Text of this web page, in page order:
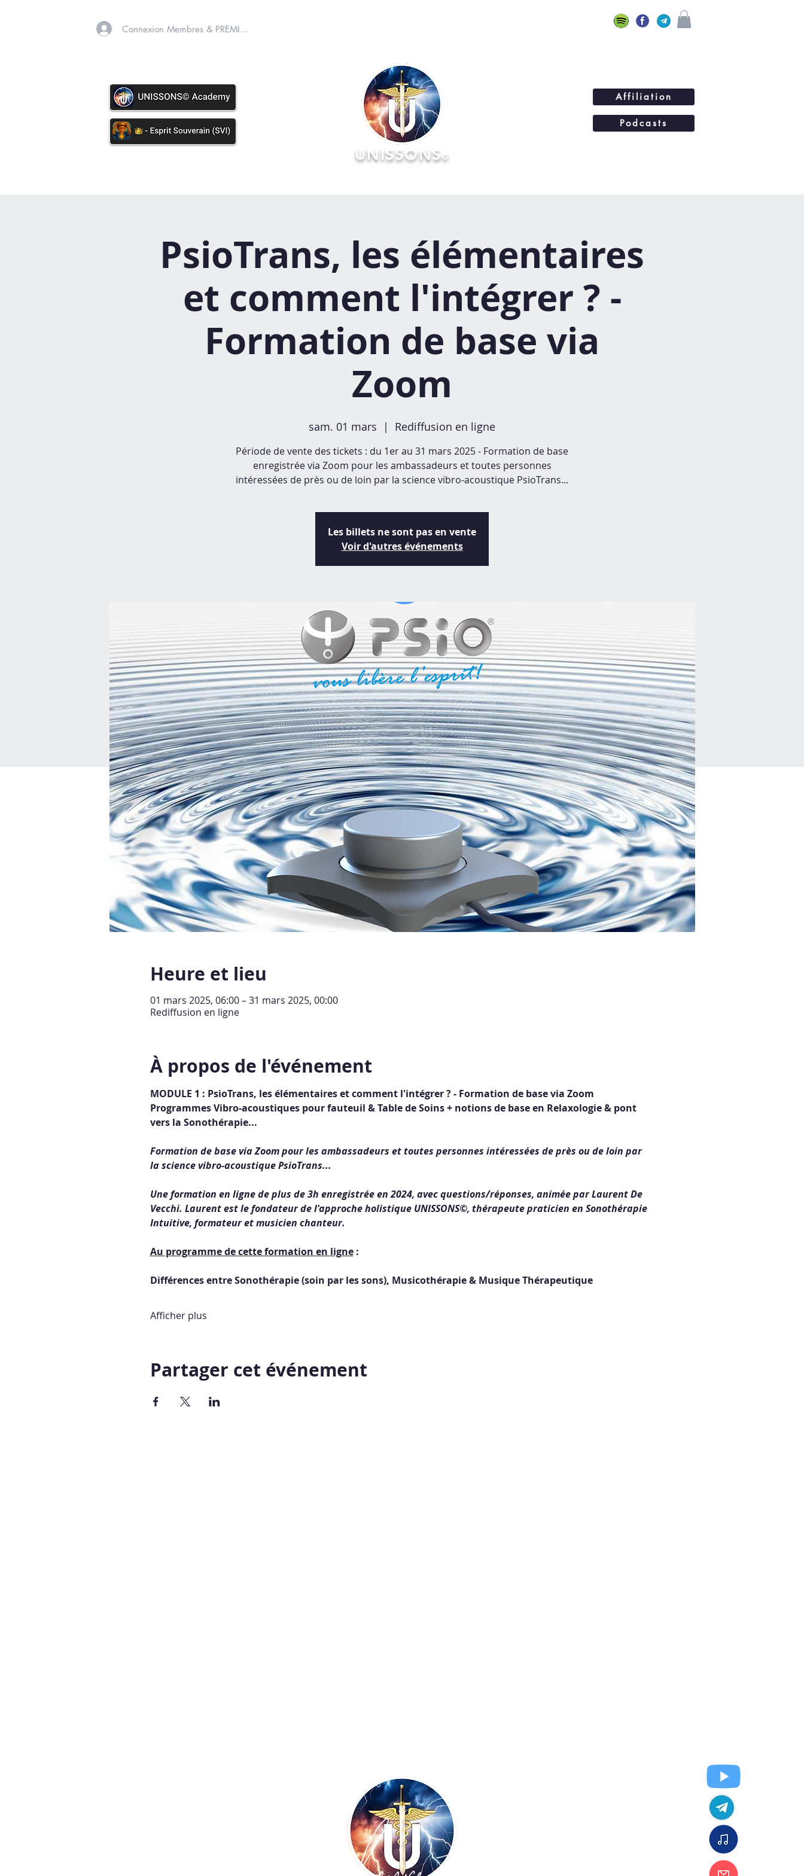
Connexion Membres & PREMIUM
Affiliation
Podcasts
UNISSONS©
PsioTrans, les élémentaires
et comment l'intégrer ? -
Formation de base via
Zoom
sam. 01 mars
  |
Rediffusion en ligne
Période de vente des tickets : du 1er au 31 mars 2025 - Formation de base
enregistrée via Zoom pour les ambassadeurs et toutes personnes
intéressées de près ou de loin par la science vibro-acoustique PsioTrans...
Les billets ne sont pas en vente
Voir d'autres événements
Heure et lieu
01 mars 2025, 06:00 – 31 mars 2025, 00:00
Rediffusion en ligne
À propos de l'événement
MODULE 1 : PsioTrans, les élémentaires et comment l'intégrer ? - Formation de base via Zoom
Programmes Vibro-acoustiques pour fauteuil & Table de Soins + notions de base en Relaxologie & pont
vers la Sonothérapie...
Formation de base via Zoom pour les ambassadeurs et toutes personnes intéressées de près ou de loin par
la science vibro-acoustique PsioTrans...
Une formation en ligne de plus de 3h enregistrée en 2024, avec questions/réponses, animée par Laurent De
Vecchi. Laurent est le fondateur de l'approche holistique UNISSONS©, thérapeute praticien en Sonothérapie
Intuitive, formateur et musicien chanteur.
Au programme de cette formation en ligne :
Différences entre Sonothérapie (soin par les sons), Musicothérapie & Musique Thérapeutique
Afficher plus
Partager cet événement